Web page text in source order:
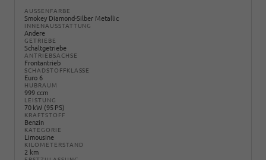
AUSSENFARBE
Smokey Diamond-Silber Metallic
INNENAUSSTATTUNG
Andere
GETRIEBE
Schaltgetriebe
ANTRIEBSACHSE
Frontantrieb
SCHADSTOFFKLASSE
Euro 6
HUBRAUM
999 ccm
LEISTUNG
70 kW (95 PS)
KRAFTSTOFF
Benzin
KATEGORIE
Limousine
KILOMETERSTAND
2 km